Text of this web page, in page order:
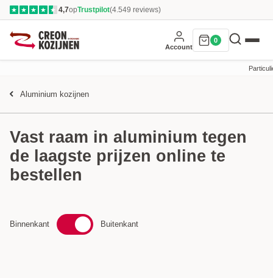
★ ★ ★ ★ ★ 4,7opTrustpilot(4.549 reviews)
Account
0
Aluminium kozijnen
Vast raam in aluminium tegen
de laagste prijzen online te
bestellen
Binnenkant Buitenkant